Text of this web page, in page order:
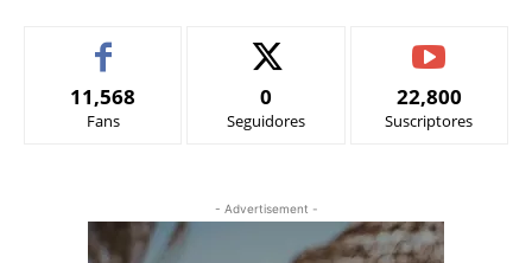
11,568
Fans
0
Seguidores
22,800
Suscriptores
- Advertisement -